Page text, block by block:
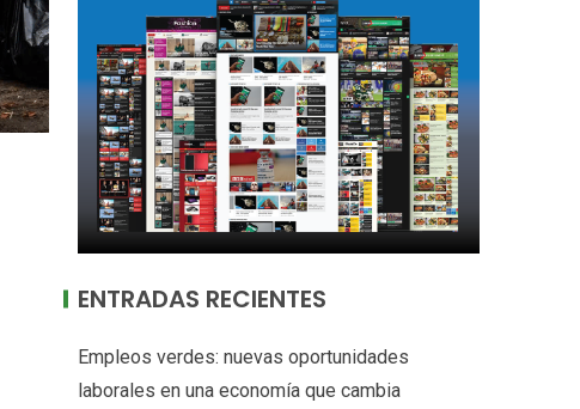
ENTRADAS RECIENTES
Empleos verdes: nuevas oportunidades
laborales en una economía que cambia